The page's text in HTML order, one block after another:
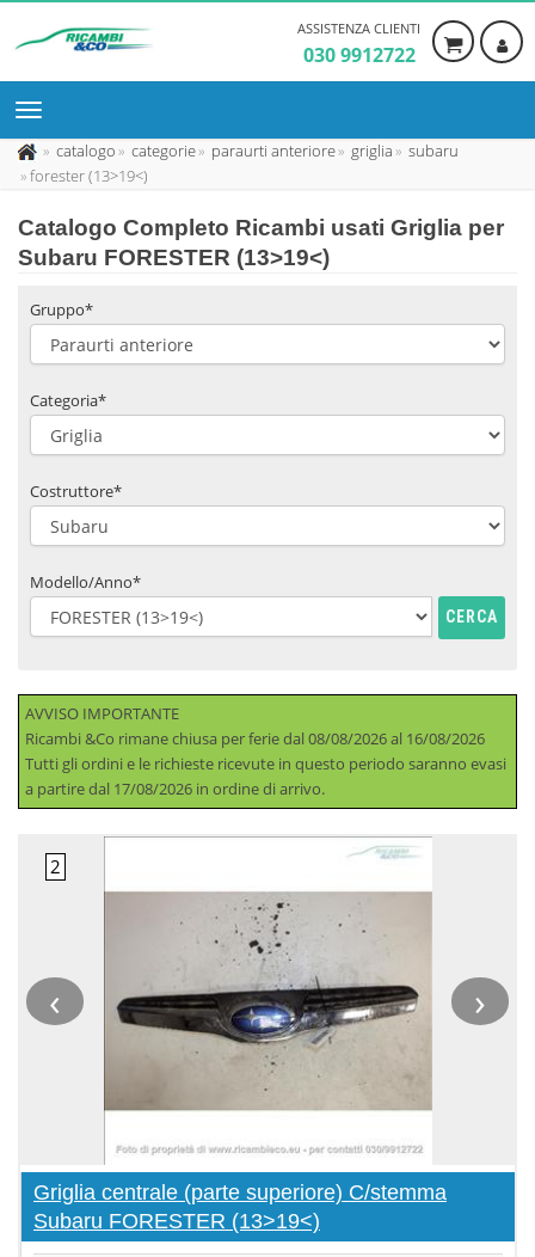
ASSISTENZA CLIENTI
030 9912722
catalogo categorie paraurti anteriore griglia
subaru
forester (13>19<)
Catalogo Completo Ricambi usati Griglia per
Subaru FORESTER (13>19<)
Gruppo*
Categoria*
Costruttore*
Modello/Anno*
CERCA
AVVISO IMPORTANTE
Ricambi &Co rimane chiusa per ferie dal 08/08/2026 al 16/08/2026
Tutti gli ordini e le richieste ricevute in questo periodo saranno evasi
a partire dal 17/08/2026 in ordine di arrivo.
‹ ›
Griglia centrale (parte superiore) C/stemma
Subaru FORESTER (13>19<)